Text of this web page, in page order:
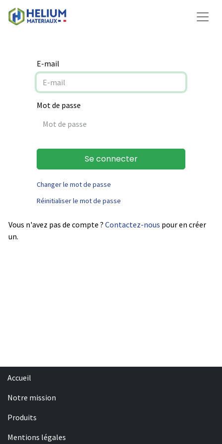
E-mail
Mot de passe
Se connecter
Changer le mot de passe
Réinitialiser le mot de passe
Vous n'avez pas de compte ? Contactez-nous pour en créer
un.
Accueil
Notre mission
Produits
Mentions légales